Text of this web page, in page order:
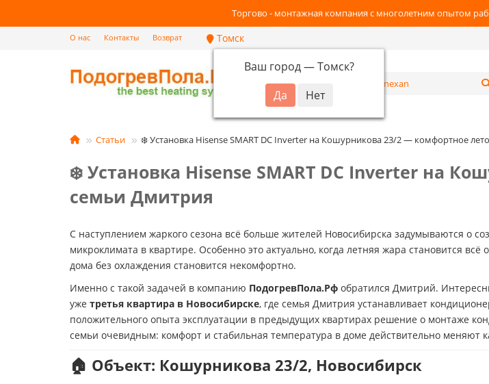
Торгово - монтажная компания с многолетним опытом
О нас Контакты Возврат Томск
Ваш город —Томск?
Каталог
Статьи ❄️ Установка Hisense SMART DC Inverter на Кошурникова 23/2 — комфортное
❄️ Установка Hisense SMART DC Inverter на
семьи Дмитрия
С наступлением жаркого сезона всё больше жителей Новосибирска задумываются о
микроклимата в квартире. Особенно это актуально, когда летняя жара становится всё
дома без охлаждения становится некомфортно.
Именно с такой задачей в компанию ПодогревПола.Рф обратился Дмитрий.
уже третья квартира в Новосибирске, где семья Дмитрия устанавливает
положительного опыта эксплуатации в предыдущих квартирах решение о монтаже
семьи очевидным: комфорт и стабильная температура в доме действительно меняют
🏠 Объект: Кошурникова 23/2, Новосибирск